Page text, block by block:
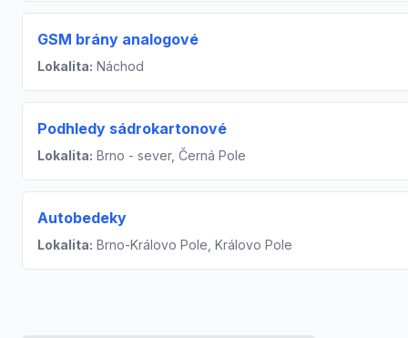
GSM brány analogové
Lokalita: Náchod
Podhledy sádrokartonové
Lokalita: Brno - sever, Černá Pole
Autobedeky
Lokalita: Brno-Královo Pole, Královo Pole